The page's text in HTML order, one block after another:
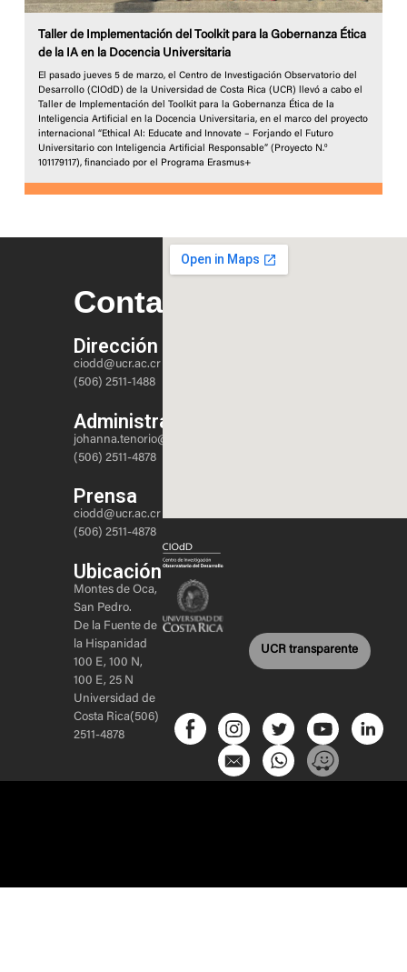
Taller de Implementación del Toolkit para la Gobernanza Ética
de la IA en la Docencia Universitaria
El pasado jueves 5 de marzo, el Centro de Investigación Observatorio del
Desarrollo (CIOdD) de la Universidad de Costa Rica (UCR) llevó a cabo el
Taller de Implementación del Toolkit para la Gobernanza Ética de la
Inteligencia Artificial en la Docencia Universitaria, en el marco del proyecto
internacional “Ethical AI: Educate and Innovate – Forjando el Futuro
Universitario con Inteligencia Artificial Responsable” (Proyecto N.º
101179117), financiado por el Programa Erasmus+
Contacto
Dirección
ciodd@ucr.ac.cr
(506) 2511-1488
Administración
johanna.tenorio@ucr.ac.cr
(506) 2511-4878
Prensa
ciodd@ucr.ac.cr
(506) 2511-4878
Ubicación
Montes de Oca,
San Pedro.
De la Fuente de
la Hispanidad
100 E, 100 N,
100 E, 25 N
Universidad de
Costa Rica(506)
2511-4878
UCR transparente